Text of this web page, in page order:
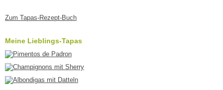
Zum Tapas-Rezept-Buch
Meine Lieblings-Tapas